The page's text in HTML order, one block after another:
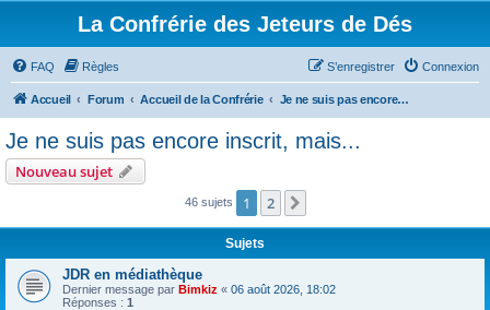
La Confrérie des Jeteurs de Dés
FAQ Règles Connexion
S’enregistrer
Accueil Forum Accueil de la Confrérie Je ne suis pas encore inscrit, mais...
Je ne suis pas encore inscrit, mais...
Nouveau sujet
46 sujets 1 2
Sujets
JDR en médiathèque
Dernier message par Bimkiz « 06 août 2026, 18:02
Réponses : 1